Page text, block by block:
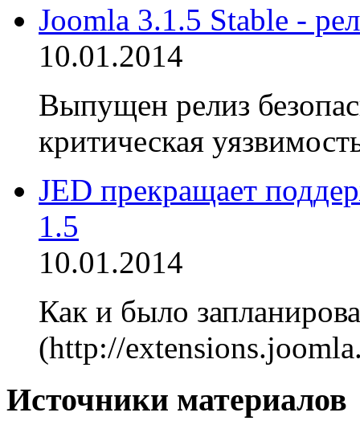
Joomla 3.1.5 Stable -
10.01.2014
Выпущен релиз
критическая
JED прекращает
1.5
10.01.2014
Как и было
(http://
Источники материалов